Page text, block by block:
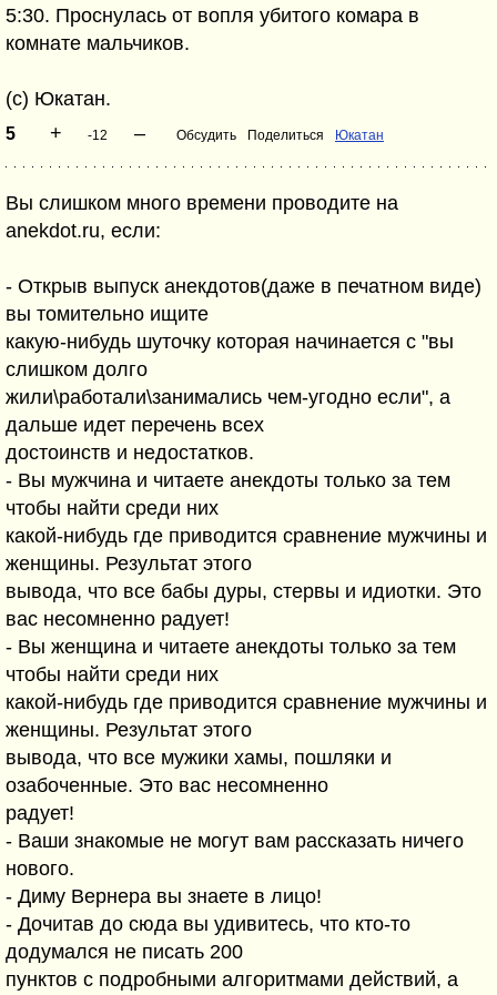
5:30. Проснулась от вопля убитого комара в
комнате мальчиков.
(с) Юкатан.
5 + -12 – Обсудить Поделиться Юкатан
Вы слишком много времени проводите на
anekdot.ru, если:
- Открыв выпуск анекдотов(даже в печатном виде)
вы томительно ищите
какую-нибудь шуточку которая начинается с "вы
слишком долго
жили\работали\занимались чем-угодно если", а
дальше идет перечень всех
достоинств и недостатков.
- Вы мужчина и читаете анекдоты только за тем
чтобы найти среди них
какой-нибудь где приводится сравнение мужчины и
женщины. Результат этого
вывода, что все бабы дуры, стервы и идиотки. Это
вас несомненно радует!
- Вы женщина и читаете анекдоты только за тем
чтобы найти среди них
какой-нибудь где приводится сравнение мужчины и
женщины. Результат этого
вывода, что все мужики хамы, пошляки и
озабоченные. Это вас несомненно
радует!
- Ваши знакомые не могут вам рассказать ничего
нового.
- Диму Вернера вы знаете в лицо!
- Дочитав до сюда вы удивитесь, что кто-то
додумался не писать 200
пунктов с подробными алгоритмами действий, а